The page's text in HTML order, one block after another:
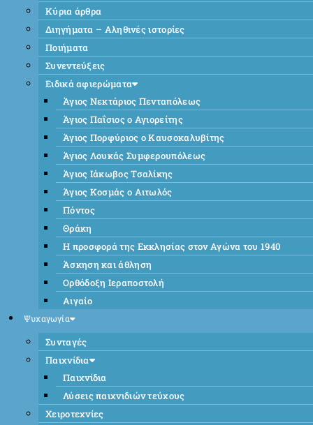
Κύρια άρθρα
Διηγήματα – Αληθινές ιστορίες
Ποιήματα
Συνεντεύξεις
Ειδικά αφιερώματα
Άγιος Νεκτάριος Πενταπόλεως
Άγιος Παΐσιος ο Αγιορείτης
Άγιος Πορφύριος ο Καυσοκαλυβίτης
Άγιος Λουκάς Συμφερουπόλεως
Άγιος Ιάκωβος Τσαλίκης
Άγιος Κοσμάς ο Αιτωλός
Πόντος
Θράκη
Η προσφορά της Εκκλησίας στον Αγώνα του 1940
Άσκηση και άθληση
Ορθόδοξη Ιεραποστολή
Αιγαίο
Ψυχαγωγία
Συνταγές
Παιχνίδια
Παιχνίδια
Λύσεις παιχνιδιών τεύχους
Χειροτεχνίες